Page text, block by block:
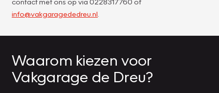
info@vakgaragededreu.nl
Waarom kiezen voor
Vakgarage de Dreu?